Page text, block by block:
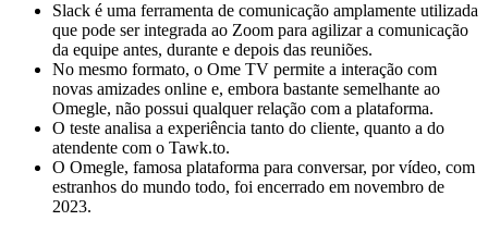
Slack é uma ferramenta de comunicação amplamente utilizada
que pode ser integrada ao Zoom para agilizar a comunicação
da equipe antes, durante e depois das reuniões.
No mesmo formato, o Ome TV permite a interação com
novas amizades online e, embora bastante semelhante ao
Omegle, não possui qualquer relação com a plataforma.
O teste analisa a experiência tanto do cliente, quanto a do
atendente com o Tawk.to.
O Omegle, famosa plataforma para conversar, por vídeo, com
estranhos do mundo todo, foi encerrado em novembro de
2023.